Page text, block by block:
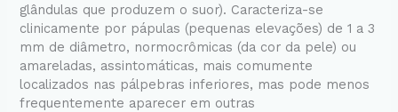
glândulas que produzem o suor). Caracteriza-se
clinicamente por pápulas (pequenas elevações) de 1 a 3
mm de diâmetro, normocrômicas (da cor da pele) ou
amareladas, assintomáticas, mais comumente
localizados nas pálpebras inferiores, mas pode menos
frequentemente aparecer em outras